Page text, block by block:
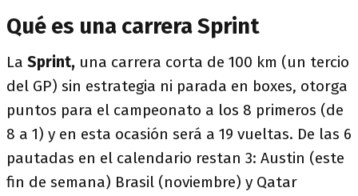
Qué es una carrera Sprint
La Sprint, una carrera corta de 100 km (un tercio
del GP) sin estrategia ni parada en boxes, otorga
puntos para el campeonato a los 8 primeros (de
8 a 1) y en esta ocasión será a 19 vueltas. De las 6
pautadas en el calendario restan 3: Austin (este
fin de semana) Brasil (noviembre) y Qatar